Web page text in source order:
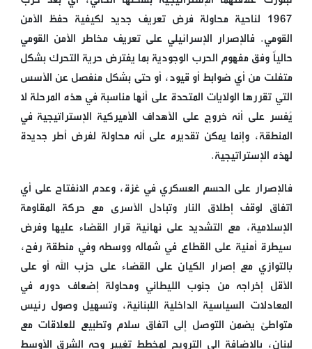
1967 لناحية محاولة فرض تعريف جديد لكيفية حفظ الأمن
القومي. فالإصرار الإسرائيلي على تعريف مخاطر الأمن القومي
حالياً وفق مفهوم الحرب الوجودية بما يفترض حرية التحرك بشكل
متفلت من أي ضوابط أو قيود، أو حتى بشكل منفصل عن الأسس
التي تقررها الولايات المتحدة على أنها مناسبة في هذه المرحلة لا
يُفسر على أنه خروج على الأهداف الأميركية الإستراتيجية في
المنطقة، وإنما يمكن تقديره على أنه محاولة لفرض أطر جديدة
لهذه الإستراتيجية.
فالإصرار على الحسم العسكري في غزة، وعدم الانفتاح على أي
اتفاق لوقف إطلاق النار وتبادل الأسرى مع حركة المقاومة
الإسلامية، مع التشديد على نهائية قرار القضاء عليها وفرض
سيطرة أمنية على القطاع في شماله ووسطه وفي منطقة رفح،
بالتوازي مع إصرار الكيان على القضاء على حزب الله أو على
الأقل إخراجه من جنوب الليطاني ومحاولة إضعاف دوره في
المعادلات السياسية الداخلية اللبنانية، وتسهيل وصول رئيس
متواطئ يضمن التوصل إلى اتفاق سلام وتطبيع للعلاقات مع
لبنان، بالإضافة إلى الترويج لمخطط تغيير وجه الشرق الأوسط